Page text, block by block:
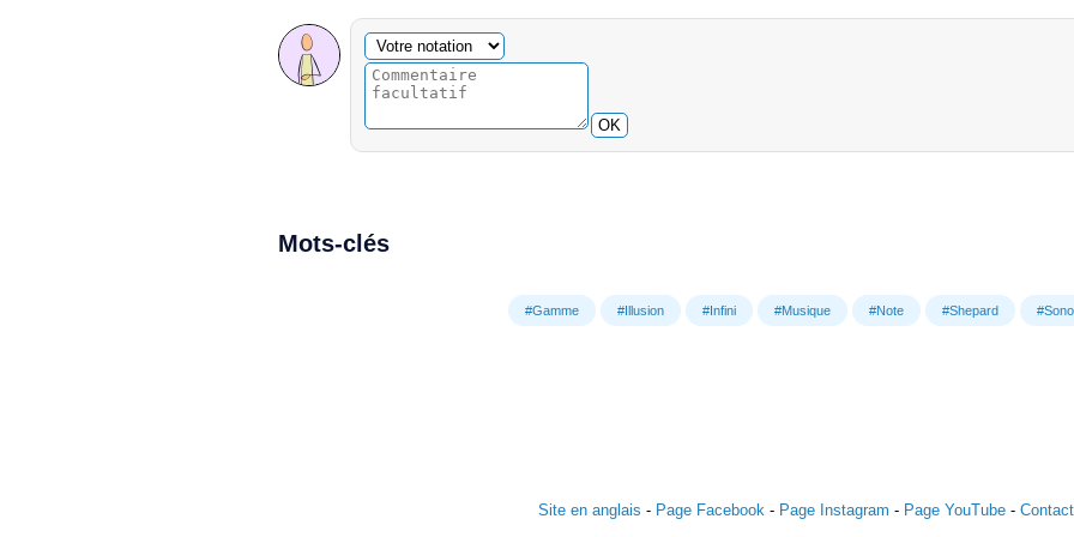
Commentaire facultatif
Votre notation
OK
Mots-clés
#Gamme #Illusion #Infini #Musique #Note #Shepard
Site en anglais - Page Facebook - Page Instagram - Page YouTube- Contact